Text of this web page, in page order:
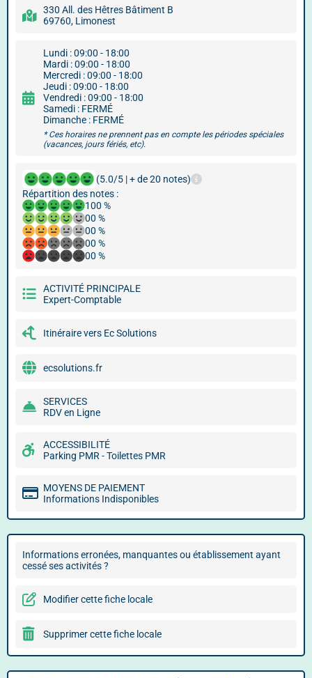
330 All. des Hêtres Bâtiment B
69760, Limonest
Lundi : 09:00 - 18:00
Mardi : 09:00 - 18:00
Mercredi : 09:00 - 18:00
Jeudi : 09:00 - 18:00
Vendredi : 09:00 - 18:00
Samedi : FERMÉ
Dimanche : FERMÉ
* Ces horaires ne prennent pas en compte les périodes spéciales
(vacances, jours fériés, etc).
(5.0/5 | + de 20 notes)
Répartition des notes :
100 %
00 %
00 %
00 %
00 %
ACTIVITÉ PRINCIPALE
Expert-Comptable
Itinéraire vers Ec Solutions
ecsolutions.fr
SERVICES
RDV en Ligne
ACCESSIBILITÉ
Parking PMR - Toilettes PMR
MOYENS DE PAIEMENT
Informations Indisponibles
Informations erronées, manquantes ou établissement ayant
cessé ses activités ?
Modifier cette fiche locale
Supprimer cette fiche locale